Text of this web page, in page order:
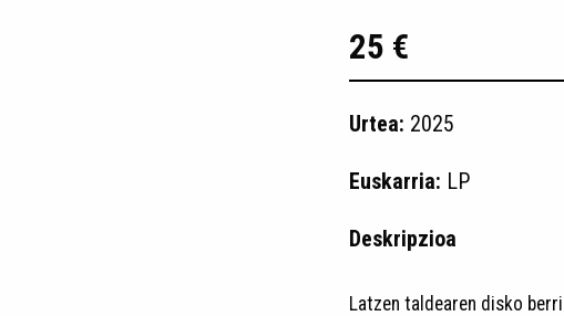
25 €
Urtea: 2025
Euskarria: LP
Deskripzioa
Latzen taldearen disko